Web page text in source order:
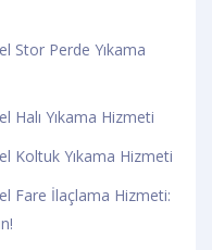
Stor Perde Yıkama
Yıkama Hizmeti
Koltuk Yıkama Hizmeti
Fare İlaçlama Hizmeti: